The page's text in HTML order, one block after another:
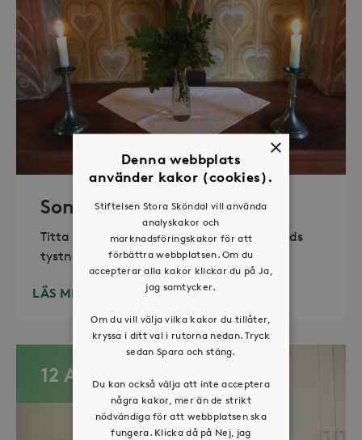
Sommaröppet kapell
Titta in, tänd ett ljus, sitt ned för en stunds
tystnad. Det erbjuds också enkelt fika
LÄS MER
12 AUG
×
Denna webbplats
använder kakor (cookies).
Stiftelsen Stora Sköndal vill använda
analyskakor och
marknadsföringskakor för att
förbättra webbplatsen. Om du
accepterar alla kakor klickar du på Ja,
jag samtycker.
Om du vill välja vilka kakor du tillåter,
kryssa i ditt val i rutorna nedan. Tryck
sedan Spara och stäng.
Du kan också välja att inte acceptera
några kakor, mer än de strikt
nödvändiga för att webbplatsen ska
fungera. Klicka då på Nej, jag